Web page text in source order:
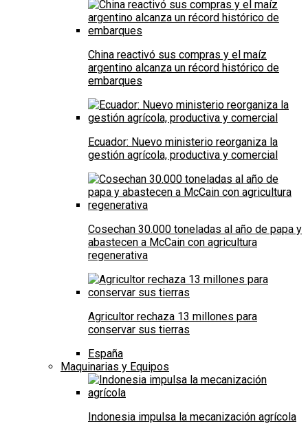
China reactivó sus compras y el maíz
argentino alcanza un récord histórico de
embarques
Ecuador: Nuevo ministerio reorganiza la
gestión agrícola, productiva y comercial
Cosechan 30.000 toneladas al año de papa y
abastecen a McCain con agricultura
regenerativa
Agricultor rechaza 13 millones para
conservar sus tierras
España
Maquinarias y Equipos
Indonesia impulsa la mecanización agrícola